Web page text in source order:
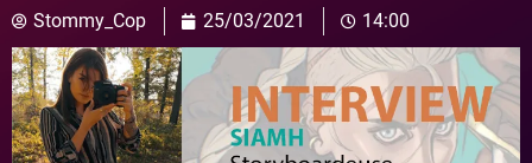
Stommy_Cop 25/03/2021 14:00